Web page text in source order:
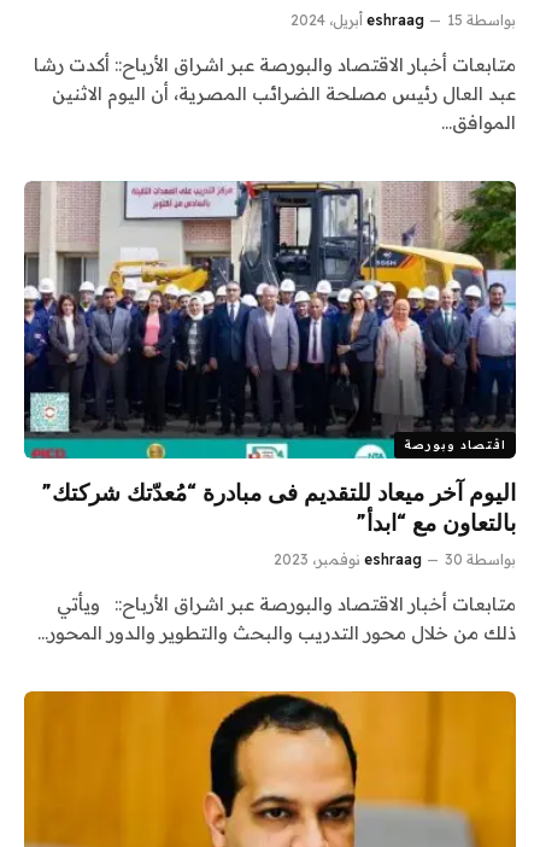
بواسطة eshraag 15 أبريل، 2024
متابعات أخبار الاقتصاد والبورصة عبر اشراق الأرباح:: أكدت رشا
عبد العال رئيس مصلحة الضرائب المصرية، أن اليوم الاثنين
الموافق…
اقتصاد وبورصة
اليوم آخر ميعاد للتقديم فى مبادرة “مُعدّتك شركتك”
بالتعاون مع “ابدأ”
بواسطة eshraag 30 نوفمبر، 2023
متابعات أخبار الاقتصاد والبورصة عبر اشراق الأرباح:: ويأتي
ذلك من خلال محور التدريب والبحث والتطوير والدور المحور…